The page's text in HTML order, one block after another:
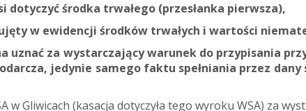
dotyczyć środka trwałego (przesłanka pierwsza),
w ewidencji środków trwałych i wartości
uznać za wystarczający warunek do przypisania
jedynie samego faktu spełniania przez
w Gliwicach (kasacja dotyczyła tego wyroku WSA) za